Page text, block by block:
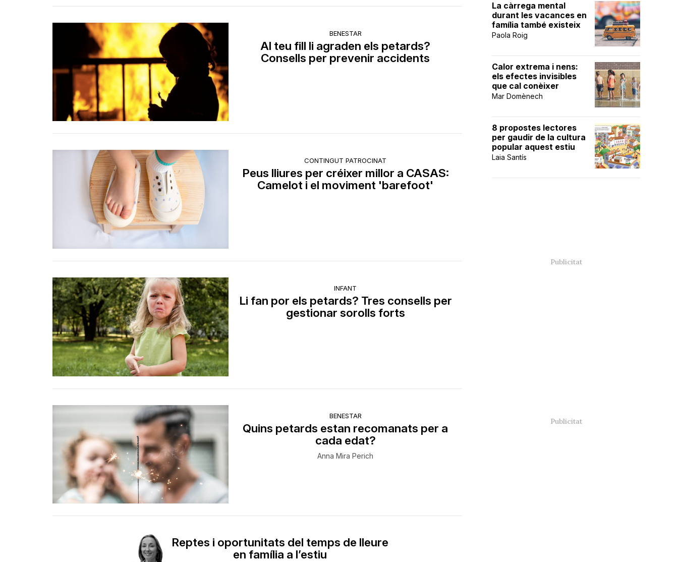
BENESTAR
Al teu fill li agraden els petards?
Consells per prevenir accidents
CONTINGUT PATROCINAT
Peus lliures per créixer millor a CASAS:
Camelot i el moviment 'barefoot'
INFANT
Li fan por els petards? Tres consells per
gestionar sorolls forts
BENESTAR
Quins petards estan recomanats per a
cada edat?
Anna Mira Perich
Reptes i oportunitats del temps de lleure
en família a l’estiu
La càrrega mental
durant les vacances en
família també existeix
Paola Roig
Calor extrema i nens:
els efectes invisibles
que cal conèixer
Mar Domènech
8 propostes lectores
per gaudir de la cultura
popular aquest estiu
Laia Santís